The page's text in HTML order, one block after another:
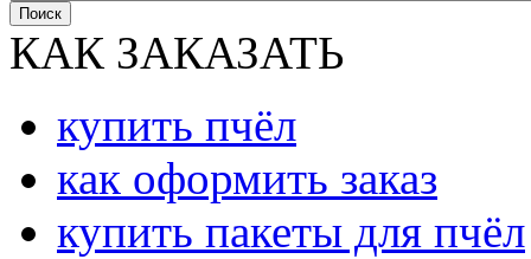
Поиск
КАК ЗАКАЗАТЬ
купить пчёл
как оформить заказ
купить пакеты для пчёл